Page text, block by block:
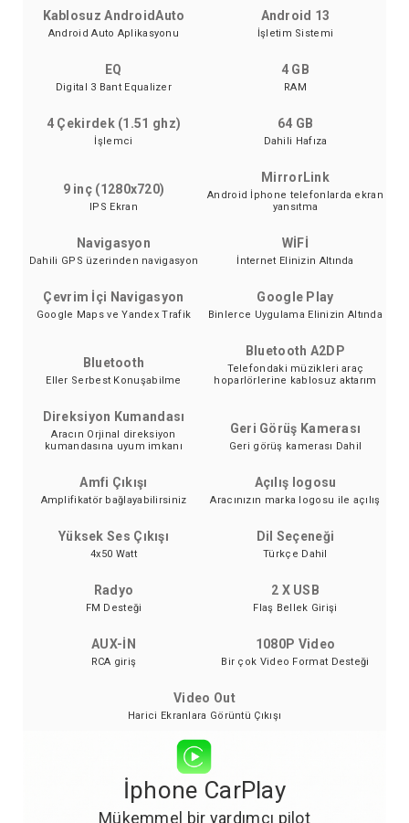
Kablosuz AndroidAuto
Android Auto Aplikasyonu
Android 13
İşletim Sistemi
EQ
Digital 3 Bant Equalizer
4 GB
RAM
4 Çekirdek (1.51 ghz)
İşlemci
64 GB
Dahili Hafıza
9 inç (1280x720)
IPS Ekran
MirrorLink
Android İphone telefonlarda ekran
yansıtma
Navigasyon
Dahili GPS üzerinden navigasyon
WİFİ
İnternet Elinizin Altında
Çevrim İçi Navigasyon
Google Maps ve Yandex Trafik
Google Play
Binlerce Uygulama Elinizin Altında
Bluetooth
Eller Serbest Konuşabilme
Bluetooth A2DP
Telefondaki müzikleri araç
hoparlörlerine kablosuz aktarım
Direksiyon Kumandası
Aracın Orjinal direksiyon
kumandasına uyum imkanı
Geri Görüş Kamerası
Geri görüş kamerası Dahil
Amfi Çıkışı
Amplifikatör bağlayabilirsiniz
Açılış logosu
Aracınızın marka logosu ile açılış
Yüksek Ses Çıkışı
4x50 Watt
Dil Seçeneği
Türkçe Dahil
Radyo
FM Desteği
2 X USB
Flaş Bellek Girişi
AUX-İN
RCA giriş
1080P Video
Bir çok Video Format Desteği
Video Out
Harici Ekranlara Görüntü Çıkışı
İphone CarPlay
Mükemmel bir yardımcı pilot